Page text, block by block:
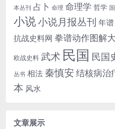
本丛刊 占卜 命理 命理学 哲学
小说小说月报丛刊 年谱
抗战史料网 拳谱动作图解
欧战史料 武术 民国 民国
丛书 相法 秦慎安 结核病治
本 风水
文章展示